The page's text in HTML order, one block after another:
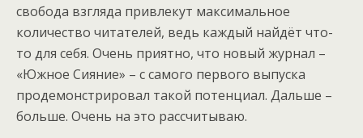
свобода взгляда привлекут максимальное
количество читателей, ведь каждый найдёт что-
то для себя. Очень приятно, что новый журнал –
«Южное Сияние» – с самого первого выпуска
продемонстрировал такой потенциал. Дальше –
больше. Очень на это рассчитываю.